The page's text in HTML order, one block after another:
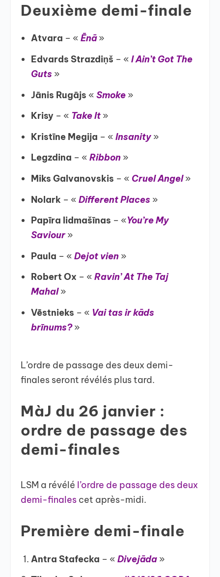
Deuxième demi-finale
Atvara – « Ēnā»
Edvards Strazdiņš – « I Ain’t Got The
Guts»
Jānis Rugājs « Smoke»
Krisy– « Take It»
Kristīne Megija – « Insanity»
Legzdina – « Ribbon»
Miks Galvanovskis – « Cruel Angel»
Nolark – « Different Places»
Papīra lidmašīnas – «You’re My
Saviour»
Paula – « Dejot vien»
Robert Ox – « Ravin’ At The Taj
Mahal»
Vēstnieks – « Vai tas ir kāds
brīnums?»
L’ordre de passage des deux demi-
finales seront révélés plus tard.
MàJ du 26 janvier :
ordre de passage des
demi-finales
LSM a révélé l’ordre de passage des deux
demi-finales cet après-midi.
Première demi-finale
Antra Stafecka – « Divejāda»